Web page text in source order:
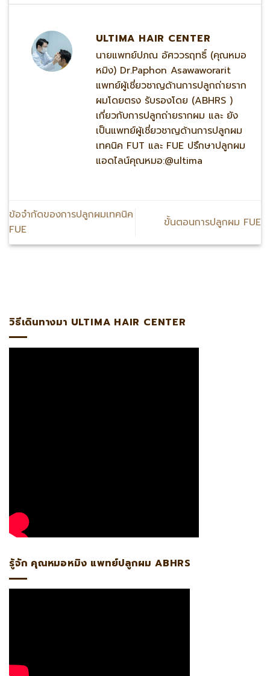
ULTIMA HAIR CENTER
นายแพทย์ปภณ อัศววรฤทธิ์ (คุณหมอ
หมิง) Dr.Paphon Asawaworarit
แพทย์ผู้เชี่ยวชาญด้านการปลูกถ่ายราก
ผมโดยตรง รับรองโดย (ABHRS )
เกี่ยวกับการปลูกถ่ายรากผม และ ยัง
เป็นแพทย์ผู้เชี่ยวชาญด้านการปลูกผม
เทคนิค FUT และ FUE ปรึกษาปลูกผม
แอดไลน์คุณหมอ:@ultima
ข้อจำกัดของการปลูกผมเทคนิค
FUE
ขั้นตอนการปลูกผม FUE
วิธีเดินทางมา ULTIMA HAIR CENTER
รู้จัก คุณหมอหมิง แพทย์ปลูกผม ABHRS